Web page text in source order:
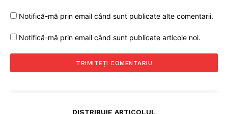
Notifică-mă prin email când sunt publicate alte comentarii.
Notifică-mă prin email când sunt publicate articole noi.
DISTRIBUIE ARTICOLUL